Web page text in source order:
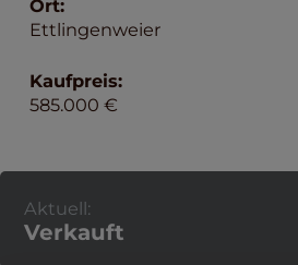
Ort:
Ettlingenweier
Kaufpreis:
585.000 €
Aktuell:
Verkauft